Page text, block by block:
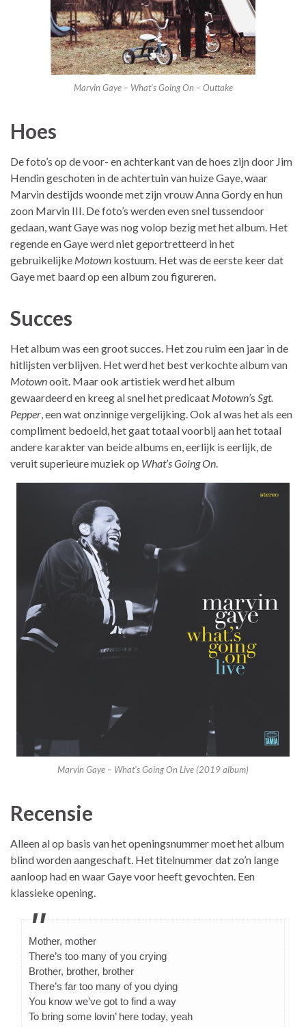
Marvin Gaye – What’s Going On – Outtake
Hoes
De foto’s op de voor- en achterkant van de hoes zijn door Jim
Hendin geschoten in de achtertuin van huize Gaye, waar
Marvin destijds woonde met zijn vrouw Anna Gordy en hun
zoon Marvin III. De foto’s werden even snel tussendoor
gedaan, want Gaye was nog volop bezig met het album. Het
regende en Gaye werd niet geportretteerd in het
gebruikelijke Motown kostuum. Het was de eerste keer dat
Gaye met baard op een album zou figureren.
Succes
Het album was een groot succes. Het zou ruim een jaar in de
hitlijsten verblijven. Het werd het best verkochte album van
Motownooit. Maar ook artistiek werd het album
gewaardeerd en kreeg al snel het predicaat Motown’s Sgt.
Pepper, een wat onzinnige vergelijking. Ook al was het als een
compliment bedoeld, het gaat totaal voorbij aan het totaal
andere karakter van beide albums en, eerlijk is eerlijk, de
veruit superieure muziek op What’s Going On.
Marvin Gaye – What’s Going On Live (2019 album)
Recensie
Alleen al op basis van het openingsnummer moet het album
blind worden aangeschaft. Het titelnummer dat zo’n lange
aanloop had en waar Gaye voor heeft gevochten. Een
klassieke opening.
Mother, mother
There’s too many of you crying
Brother, brother, brother
There’s far too many of you dying
You know we’ve got to find a way
To bring some lovin’ here today, yeah